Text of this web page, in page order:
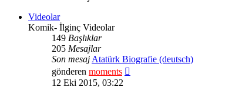
Videolar
Komik- İlginç Videolar
149 Başlıklar
205 Mesajlar
Son mesajAtatürk Biografie (deutsch)
gönderen moments
12 Eki 2015, 03:22